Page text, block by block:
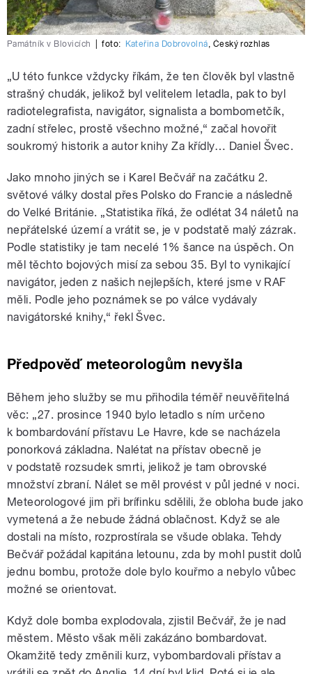
Památník v Blovicích foto: Kateřina Dobrovolná, Český rozhlas
„U této funkce vždycky říkám, že ten člověk byl vlastně
strašný chudák, jelikož byl velitelem letadla, pak to byl
radiotelegrafista, navigátor, signalista a bombometčík,
zadní střelec, prostě všechno možné,“ začal hovořit
soukromý historik a autor knihy Za křídly… Daniel Švec.
Jako mnoho jiných se i Karel Bečvář na začátku 2.
světové války dostal přes Polsko do Francie a následně
do Velké Británie. „Statistika říká, že odlétat 34 náletů na
nepřátelské území a vrátit se, je v podstatě malý zázrak.
Podle statistiky je tam necelé 1% šance na úspěch. On
měl těchto bojových misí za sebou 35. Byl to vynikající
navigátor, jeden z našich nejlepších, které jsme v RAF
měli. Podle jeho poznámek se po válce vydávaly
navigátorské knihy,“ řekl Švec.
Předpověď meteorologům nevyšla
Během jeho služby se mu přihodila téměř neuvěřitelná
věc: „27. prosince 1940 bylo letadlo s ním určeno
k bombardování přístavu Le Havre, kde se nacházela
ponorková základna. Nalétat na přístav obecně je
v podstatě rozsudek smrti, jelikož je tam obrovské
množství zbraní. Nálet se měl provést v půl jedné v noci.
Meteorologové jim při brífinku sdělili, že obloha bude jako
vymetená a že nebude žádná oblačnost. Když se ale
dostali na místo, rozprostírala se všude oblaka. Tehdy
Bečvář požádal kapitána letounu, zda by mohl pustit dolů
jednu bombu, protože dole bylo kouřmo a nebylo vůbec
možné se orientovat.
Když dole bomba explodovala, zjistil Bečvář, že je nad
městem. Město však měli zakázáno bombardovat.
Okamžitě tedy změnili kurz, vybombardovali přístav a